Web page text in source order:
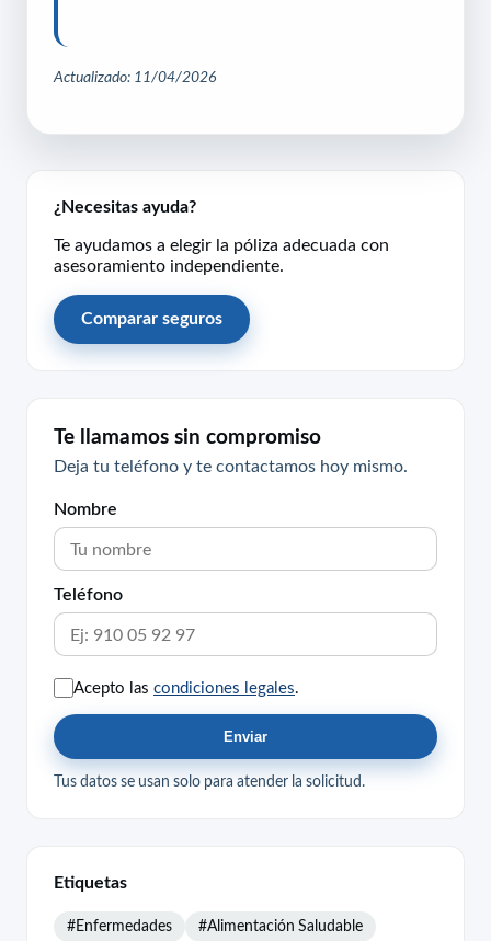
Actualizado: 11/04/2026
¿Necesitas ayuda?
Te ayudamos a elegir la póliza adecuada con
asesoramiento independiente.
Comparar seguros
Te llamamos sin compromiso
Deja tu teléfono y te contactamos hoy mismo.
Nombre
Teléfono
Acepto las condiciones legales.
Enviar
Tus datos se usan solo para atender la solicitud.
Etiquetas
#Enfermedades #Alimentación Saludable